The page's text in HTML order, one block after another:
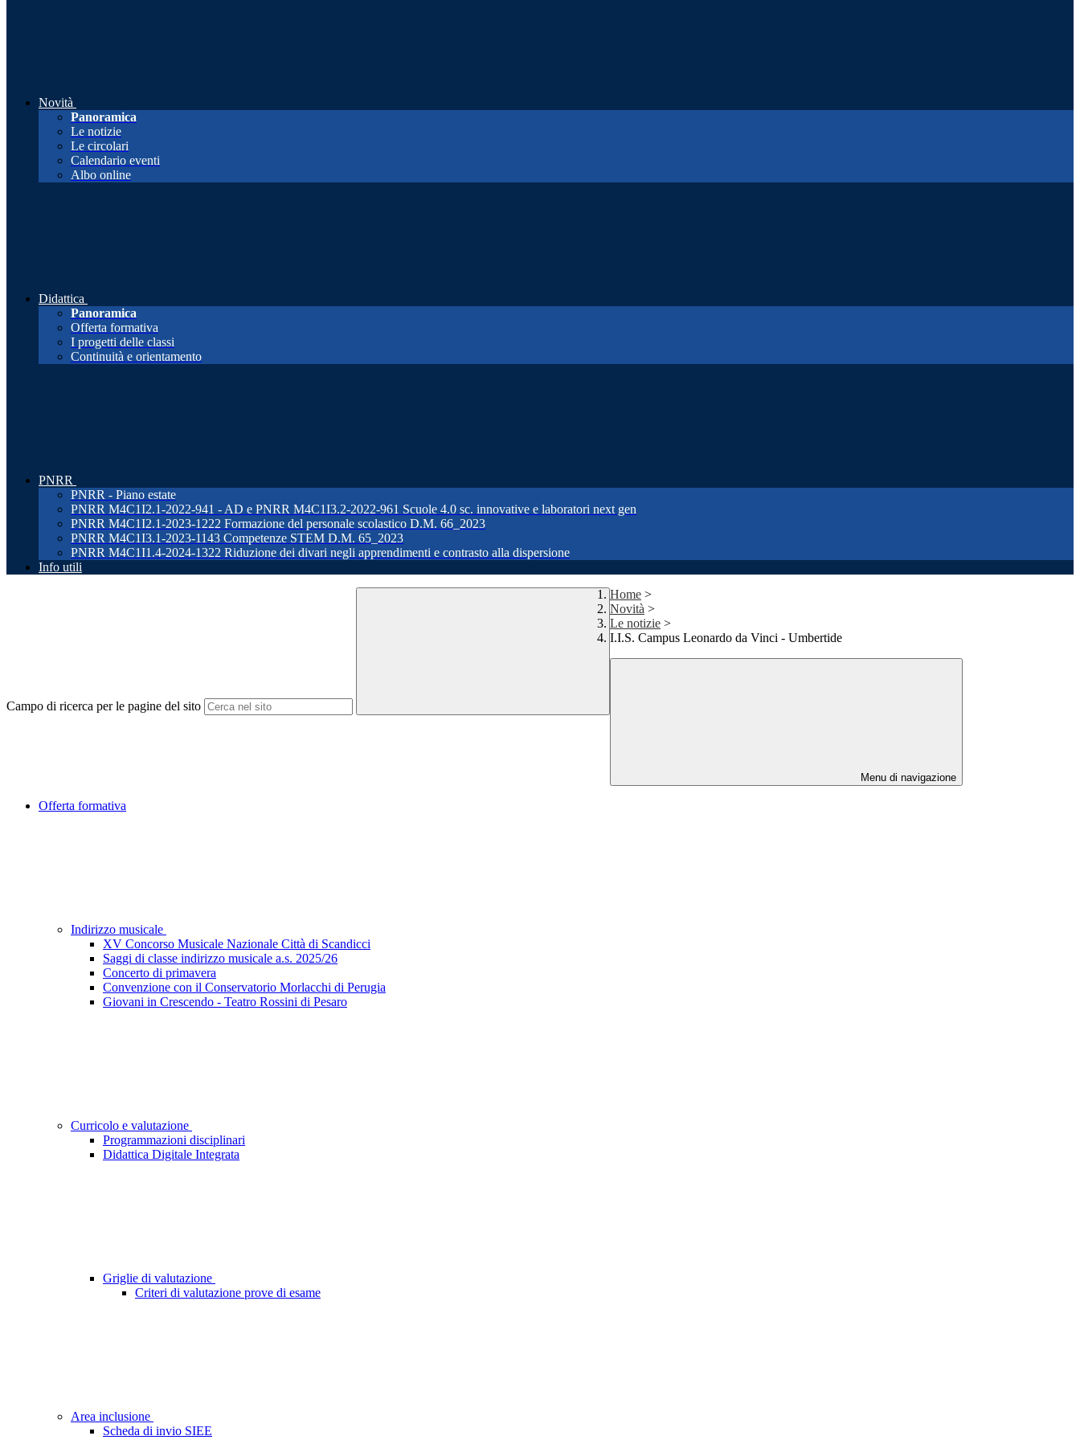
Novità
Panoramica
Le notizie
Le circolari
Calendario eventi
Albo online
Didattica
Panoramica
Offerta formativa
I progetti delle classi
Continuità e orientamento
PNRR
PNRR - Piano estate
PNRR M4C1I2.1-2022-941 - AD e PNRR M4C1I3.2-2022-961 Scuole 4.0 sc. innovative e laboratori next gen
PNRR M4C1I2.1-2023-1222 Formazione del personale scolastico D.M. 66_2023
PNRR M4C1I3.1-2023-1143 Competenze STEM D.M. 65_2023
PNRR M4C1I1.4-2024-1322 Riduzione dei divari negli apprendimenti e contrasto alla dispersione
Info utili
Campo di ricerca per le pagine del sito
Home >
Novità >
Le notizie >
I.I.S. Campus Leonardo da Vinci - Umbertide
Menu di navigazione
Offerta formativa
Indirizzo musicale
XV Concorso Musicale Nazionale Città di Scandicci
Saggi di classe indirizzo musicale a.s. 2025/26
Concerto di primavera
Convenzione con il Conservatorio Morlacchi di Perugia
Giovani in Crescendo - Teatro Rossini di Pesaro
Curricolo e valutazione
Programmazioni disciplinari
Didattica Digitale Integrata
Griglie di valutazione
Criteri di valutazione prove di esame
Area inclusione
Scheda di invio SIEE